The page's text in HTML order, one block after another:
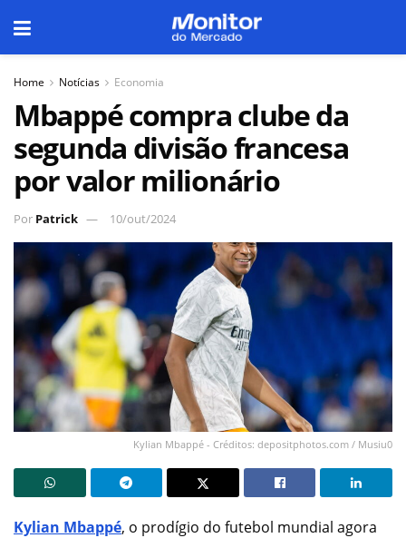
Home Notícias Economia
Mbappé compra clube da
segunda divisão francesa
por valor milionário
Por Patrick 10/out/2024
Kylian Mbappé - Créditos: depositphotos.com / Musiu0
Kylian Mbappé, o prodígio do futebol mundial agora